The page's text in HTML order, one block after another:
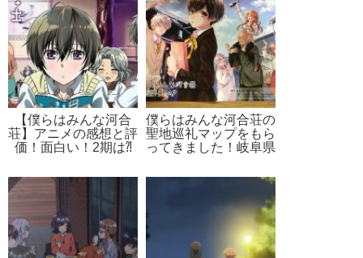
【僕らはみんな河合
荘】アニメの感想と評
価！面白い！2期は⁈
僕らはみんな河合荘の
聖地巡礼マップをもら
ってきました！岐阜県